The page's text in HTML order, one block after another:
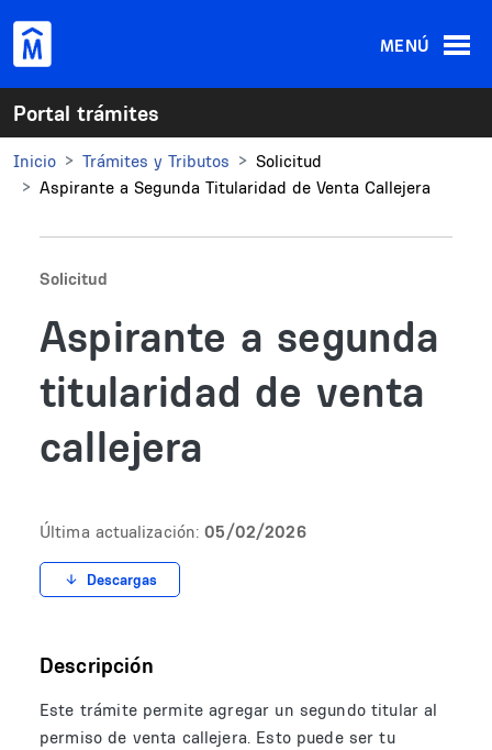
MENÚ
Portal trámites
Inicio Trámites y Tributos
Solicitud
Aspirante a Segunda Titularidad de Venta Callejera
Solicitud
Aspirante a segunda
titularidad de venta
callejera
Última actualización: 05/02/2026
Descargas
Descripción
Este trámite permite agregar un segundo titular al
permiso de venta callejera. Esto puede ser tu